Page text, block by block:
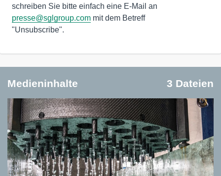
schreiben Sie bitte einfach eine E-Mail an
presse@sglgroup.com mit dem Betreff
"Unsubscribe".
Medieninhalte 3 Dateien